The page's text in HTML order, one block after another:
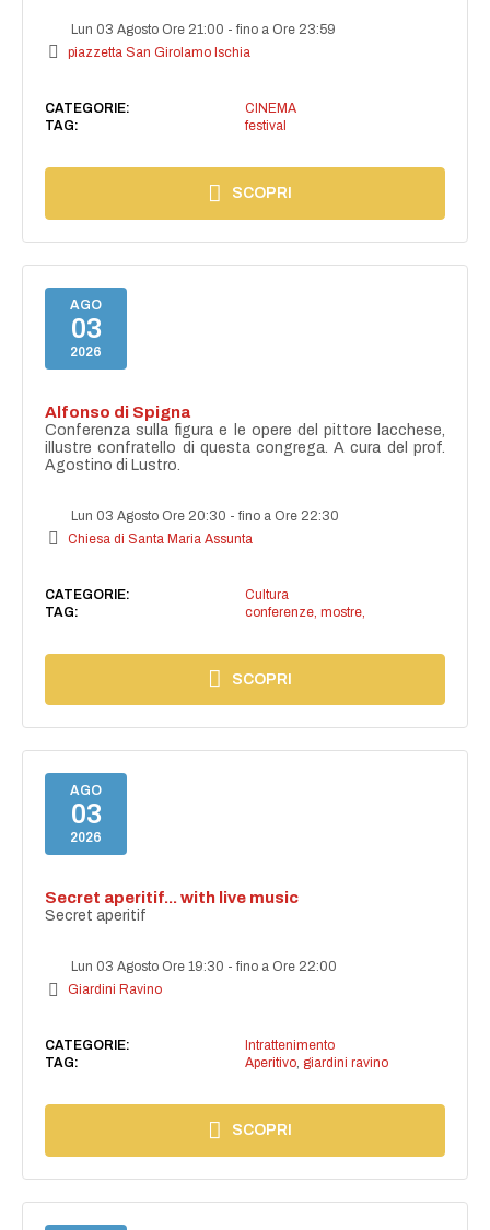
Lun 03 Agosto Ore 21:00 -fino a Ore 23:59
piazzetta San Girolamo Ischia
CATEGORIE:
CINEMA
TAG:
festival
SCOPRI
AGO
03
2026
Alfonso di Spigna
Conferenza sulla figura e le opere del pittore lacchese,
illustre confratello di questa congrega. A cura del prof.
Agostino di Lustro.
Lun 03 Agosto Ore 20:30 -fino a Ore 22:30
Chiesa di Santa Maria Assunta
CATEGORIE:
Cultura
TAG:
conferenze, mostre,
SCOPRI
AGO
03
2026
Secret aperitif... with live music
Secret aperitif
Lun 03 Agosto Ore 19:30 -fino a Ore 22:00
Giardini Ravino
CATEGORIE:
Intrattenimento
TAG:
Aperitivo, giardini ravino
SCOPRI